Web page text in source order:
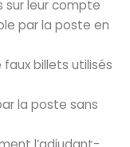
sur leur compte
par la poste en
billets utilisés
la poste sans